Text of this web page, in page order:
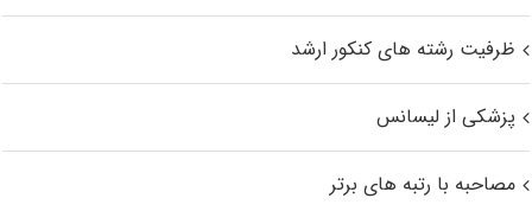
ظرفیت رشته های کنکور ارشد
پزشکی از لیسانس
مصاحبه با رتبه های برتر